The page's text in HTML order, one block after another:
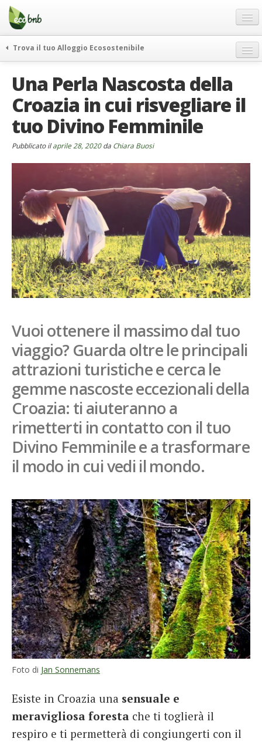
Menu
Salta
contenuto
Offerte Speciali
Regali
FAQ
Chi Siamo
Partner
Contatti
Italiano
German
English
Spanish
French
Trova il tuo Alloggio Ecosostenibile
itinerari
curiosità
vivere e viaggiare verde
Una Perla Nascosta della
Croazia in cui risvegliare il
tuo Divino Femminile
Pubblicato ilaprile 28, 2020da Chiara Buosi
Vuoi ottenere il massimo dal tuo
viaggio? Guarda oltre le principali
attrazioni turistiche e cerca le
gemme nascoste eccezionali della
Croazia: ti aiuteranno a
rimetterti in contatto con il tuo
Divino Femminile e a trasformare
il modo in cui vedi il mondo.
Foto di Jan Sonnemans
Esiste in Croazia una sensuale e
meravigliosa foresta che ti toglierà il
respiro e ti permetterà di congiungerti con il